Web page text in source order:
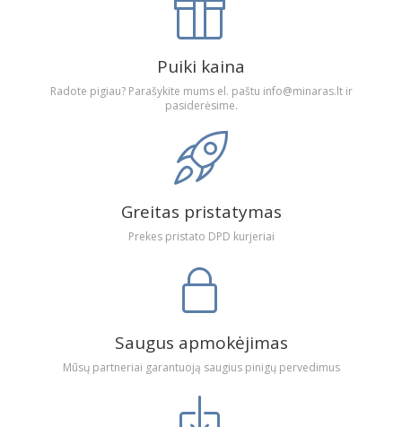
Puiki kaina
Radote pigiau? Parašykite mums el. paštu info@minaras.lt ir
pasiderėsime.
Greitas pristatymas
Prekes pristato DPD kurjeriai
Saugus apmokėjimas
Mūsų partneriai garantuoją saugius pinigų pervedimus